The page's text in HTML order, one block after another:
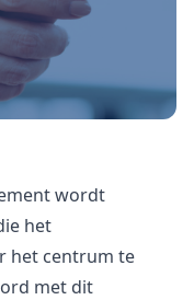
wordt
het
het centrum te
met dit